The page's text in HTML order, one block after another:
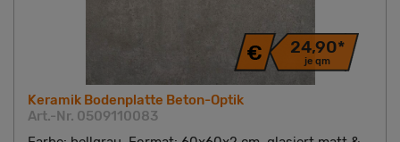
24,90*
je qm
Keramik Bodenplatte Beton-Optik
Art.-Nr. 0509110083